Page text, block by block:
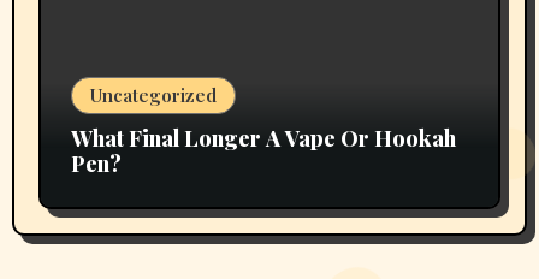
Uncategorized
What Final Longer A Vape Or Hookah
Pen?